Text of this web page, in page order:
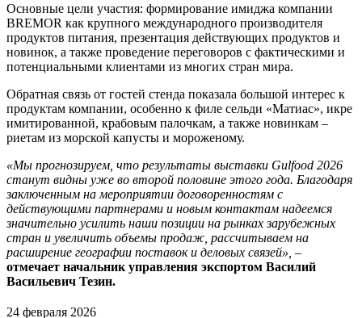
Основные цели участия: формирование имиджа компании
BREMOR как крупного международного производителя
продуктов питания, презентация действующих продуктов и
новинок, а также проведение переговоров с фактическими и
потенциальными клиентами из многих стран мира.
Обратная связь от гостей стенда показала большой интерес к
продуктам компании, особенно к филе сельди «Матиас», икре
имитированной, крабовым палочкам, а также новинкам –
риетам из морской капусты и мороженому.
«Мы прогнозируем, что результаты выставки Gulfood 2026
станут видны уже во второй половине этого года. Благодаря
заключенным на мероприятии договоренностям с
действующими партнерами и новым контактам надеемся
значительно усилить наши позиции на рынках зарубежных
стран и увеличить объемы продаж, рассчитываем на
расширение географии поставок и деловых связей», –
отмечает начальник управления экспортом Василий
Васильевич Тезин.
24 февраля 2026